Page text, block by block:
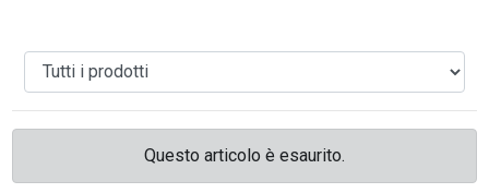
Questo articolo è esaurito.